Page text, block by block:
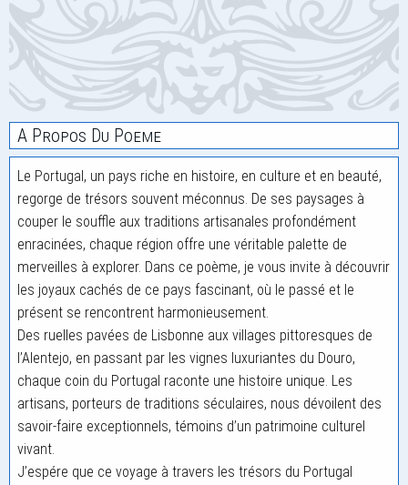
A Propos Du Poeme
Le Portugal, un pays riche en histoire, en culture et en beauté,
regorge de trésors souvent méconnus. De ses paysages à
couper le souffle aux traditions artisanales profondément
enracinées, chaque région offre une véritable palette de
merveilles à explorer. Dans ce poème, je vous invite à découvrir
les joyaux cachés de ce pays fascinant, où le passé et le
présent se rencontrent harmonieusement.
Des ruelles pavées de Lisbonne aux villages pittoresques de
l’Alentejo, en passant par les vignes luxuriantes du Douro,
chaque coin du Portugal raconte une histoire unique. Les
artisans, porteurs de traditions séculaires, nous dévoilent des
savoir-faire exceptionnels, témoins d’un patrimoine culturel
vivant.
J’espére que ce voyage à travers les trésors du Portugal